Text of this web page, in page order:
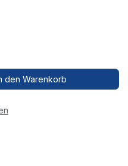
den Warenkorb